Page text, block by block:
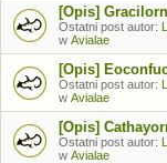
[Opis]
Ostatni post autor:
w Avialae
[Opis]
Ostatni post autor:
w Avialae
[Opis]
Ostatni post autor:
w Avialae